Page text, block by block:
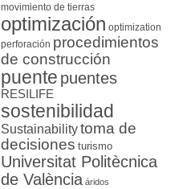
movimiento de tierras
optimización optimization
perforación procedimientos
de construcción
puente puentes
RESILIFE
sostenibilidad
Sustainabilitytoma de
decisiones turismo
Universitat Politècnica
de València áridos